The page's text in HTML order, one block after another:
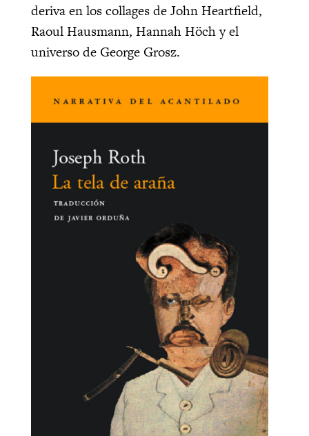
deriva en los collages de John Heartfield,
Raoul Hausmann, Hannah Höch y el
universo de George Grosz.